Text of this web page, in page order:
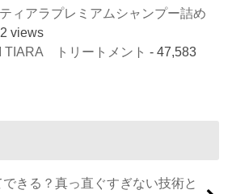
ィアラプレミアムシャンプー詰め
views
TIARA トリートメント - 47,583
きる？真っ直ぐすぎない技術と